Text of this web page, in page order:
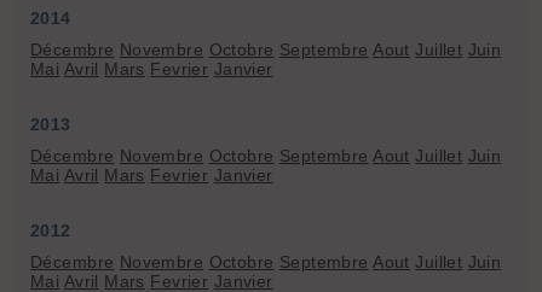
2014
Décembre Novembre Octobre Septembre Aout Juillet Juin
Mai Avril Mars Fevrier Janvier
2013
Décembre Novembre Octobre Septembre Aout Juillet Juin
Mai Avril Mars Fevrier Janvier
2012
Décembre Novembre Octobre Septembre Aout Juillet Juin
Mai Avril Mars Fevrier Janvier